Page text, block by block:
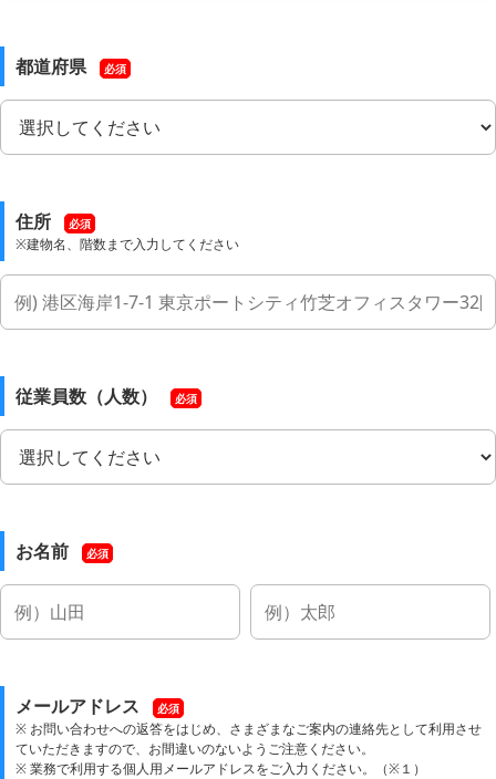
都道府県 必須
住所 必須
※建物名、階数まで入力してください
従業員数（人数） 必須
お名前 必須
メールアドレス 必須
※ お問い合わせへの返答をはじめ、さまざまなご案内の連絡先として利用させ
ていただきますので、お間違いのないようご注意ください。
※ 業務で利用する個人用メールアドレスをご入力ください。（※１）